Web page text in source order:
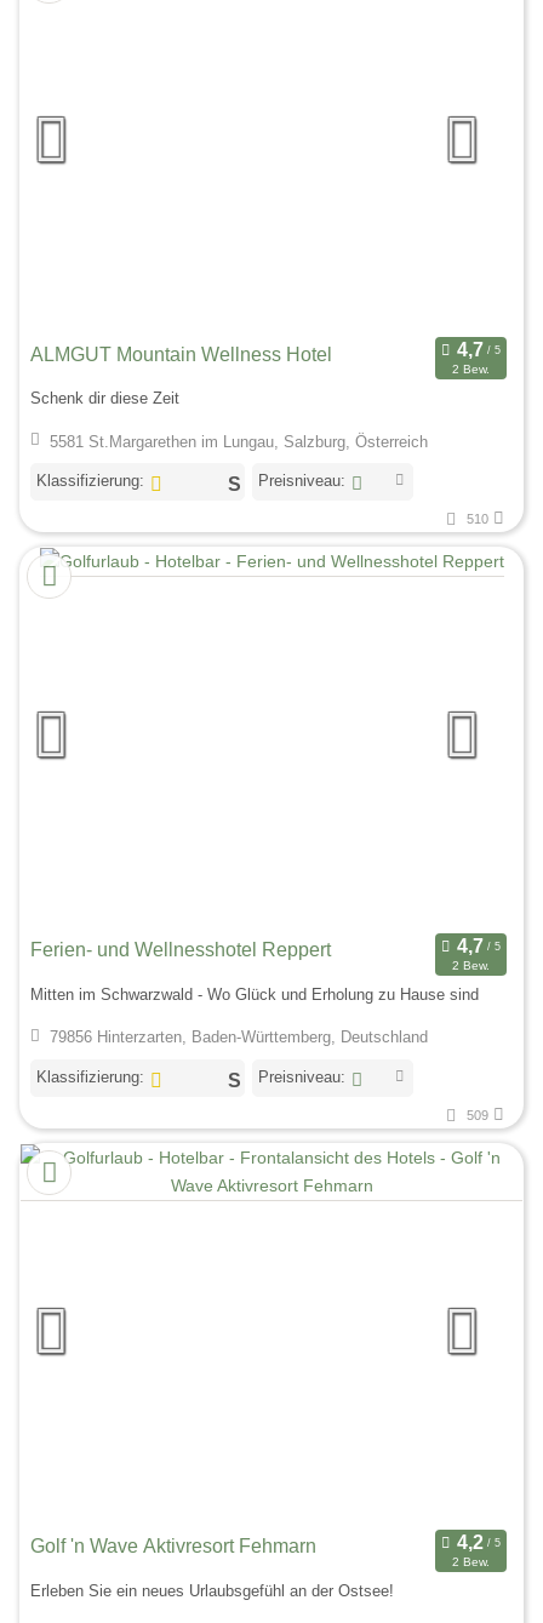
ALMGUT Mountain Wellness Hotel
2 Bew.
Schenk dir diese Zeit
5581 St.Margarethen im Lungau, Salzburg, Österreich
Klassifizierung: Preisniveau:
510
Ferien- und Wellnesshotel Reppert
2 Bew.
Mitten im Schwarzwald - Wo Glück und Erholung zu Hause sind
79856 Hinterzarten, Baden-Württemberg, Deutschland
Klassifizierung: Preisniveau:
509
Golf 'n Wave Aktivresort Fehmarn
2 Bew.
Erleben Sie ein neues Urlaubsgefühl an der Ostsee!